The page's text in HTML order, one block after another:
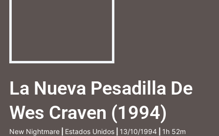
La Nueva Pesadilla De
Wes Craven (1994)
New Nightmare Estados Unidos 13/10/1994
1h 52m